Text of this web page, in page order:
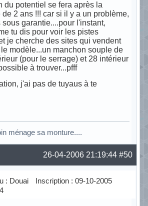
du potentiel se fera après la
2 ans !!! car si il y a un problème,
garantie....pour l'instant,
tu dis pour voir les pistes
je cherche des sites qui vendent
modèle...un manchon souple de
(pour le serrage) et 28 intérieur
à trouver...pfff
j'ai pas de tuyaus à te
ménage sa monture....
#50
26-04-2006 21:19:44
: Douai
Inscription : 09-10-2005